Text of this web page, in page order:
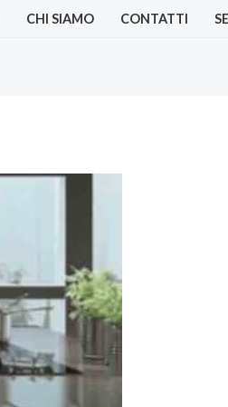
CHI SIAMO CONTATTI